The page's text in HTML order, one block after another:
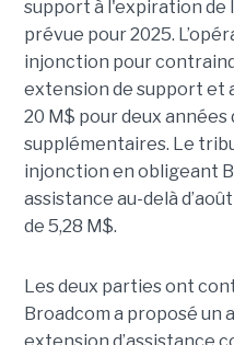
support à l'expiration de
prévue pour 2025.
injonction pour
extension de support et
20 M$ pour deux années
supplémentaires. Le
injonction en obligeant
assistance au-delà
de 5,28 M$.
Les deux parties ont
Broadcom a proposé un